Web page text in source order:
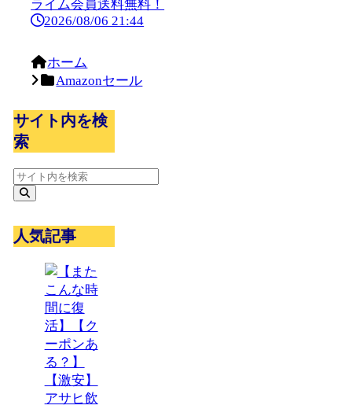
ライム会員送料無料！
2026/08/06 21:44
ホーム
Amazonセール
サイト内を検
索
人気記事